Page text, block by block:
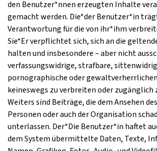
den Benutzer*nnen erzeugten Inhalte
gemacht werden. Die*der Benutzer*in
Verantwortung für die von ihr*ihm
Sie*Er verpflichtet sich, sich an die
halten und insbesondere – aber nicht
verfassungswidrige, strafbare,
pornographische oder
keineswegs zu verbreiten oder zugänglich
Weiters sind Beiträge, die dem Ansehen
Personen oder auch der Organisation
unterlassen. Der*Die Benutzer*in haftet
dem System übermittelte Daten, Texte,